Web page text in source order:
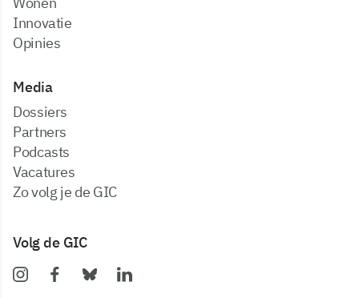
Innovatie
Opinies
Media
dossiers
partners
podcasts
vacatures
zo volg je de GIC
Volg de GIC